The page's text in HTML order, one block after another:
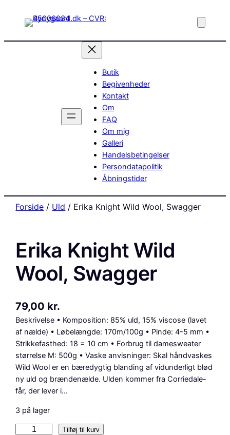
Butik
Begivenheder
Kontakt
Om
FAQ
Om mig
Galleri
Handelsbetingelser
Persondatapolitik
Åbningstider
Forside / Uld / Erika Knight Wild Wool, Swagger
Erika Knight Wild
Wool, Swagger
79,00 kr.
Beskrivelse • Komposition: 85% uld, 15% viscose (lavet
af nælde) • Løbelængde: 170m/100g • Pinde: 4-5 mm •
Strikkefasthed: 18 = 10 cm • Forbrug til damesweater
størrelse M: 500g • Vaske anvisninger: Skal håndvaskes
Wild Wool er en bæredygtig blanding af vidunderligt blød
ny uld og brændenælde. Ulden kommer fra Corriedale-
får, der lever i…
3 på lager
Tilføj til kurv